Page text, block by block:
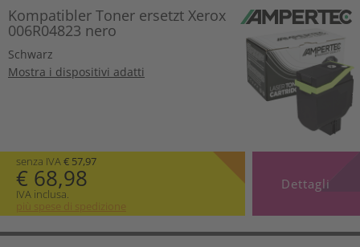
Kompatibler Toner ersetzt Xerox
006R04823 nero
Schwarz
Mostra i dispositivi adatti
senza IVA€ 57,97
€ 68,98
IVA inclusa.
più spese di spedizione
Dettagli